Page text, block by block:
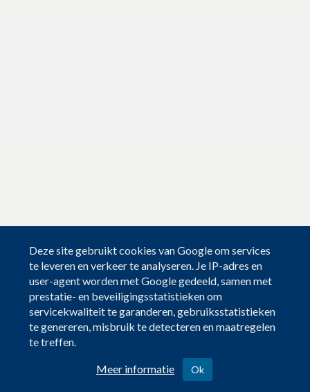
Deze site gebruikt cookies van Google om services
te leveren en verkeer te analyseren. Je IP-adres en
user-agent worden met Google gedeeld, samen met
prestatie- en beveiligingsstatistieken om
servicekwaliteit te garanderen, gebruiksstatistieken
te genereren, misbruik te detecteren en maatregelen
te treffen.
Meer informatie Ok
Contact en informatie